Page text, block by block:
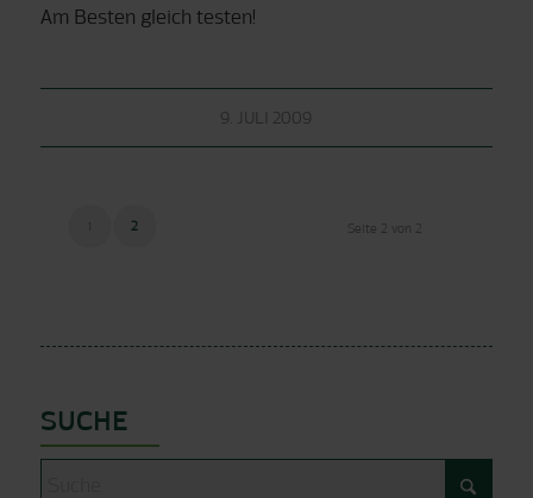
Am Besten gleich testen!
9. JULI 2009
Seite 2 von 2
2
SUCHE